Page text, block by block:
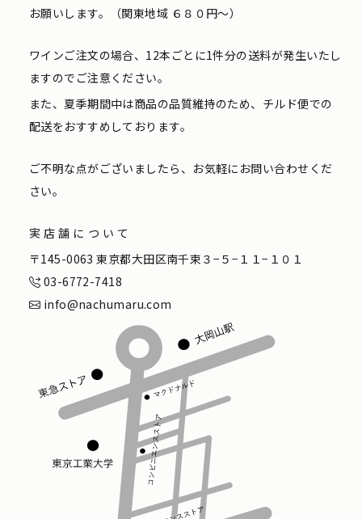
お願いします。（関東地域 ６８０円〜）
ワインご注文の場合、12本ごとに1件分の送料が発生いたし
ますのでご注意ください。
また、夏季期間中は商品の品質維持のため、チルド便での
配送をおすすめしております。
ご不明な点がございましたら、お気軽にお問い合わせくだ
さい。
実店舗について
〒145-0063 東京都大田区南千束３−５−１１−１０１
03-6772-7418
info@nachumaru.com